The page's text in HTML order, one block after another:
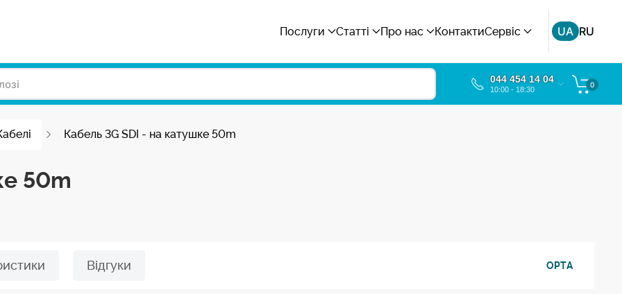
Послуги Статті Про нас КонтактиСервіс UA RU
044 454 14 04
10:00 - 18:30
0
Кабель 3G SDI - на катушке 50m
50m
Відгуки OPTA